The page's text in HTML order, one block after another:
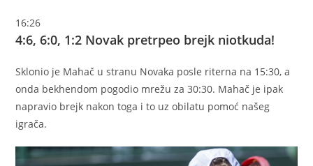
16:26
4:6, 6:0, 1:2 Novak pretrpeo brejk niotkuda!
Sklonio je Mahač u stranu Novaka posle riterna na 15:30, a
onda bekhendom pogodio mrežu za 30:30. Mahač je ipak
napravio brejk nakon toga i to uz obilatu pomoć našeg
igrača.